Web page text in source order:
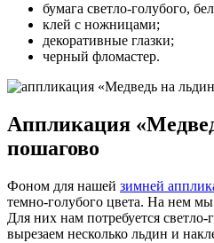
бумага светло-голубого,
клей с ножницами;
декоративные глазки;
черный фломастер.
Аппликация
пошагово
Фоном для нашей зимней
темно-голубого цвета. На нем
Для них нам потребуется светло-
вырезаем несколько льдин и